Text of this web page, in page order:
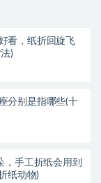
看，纸折回旋飞
)
分别是指哪些(十
，手工折纸会用到
纸动物)